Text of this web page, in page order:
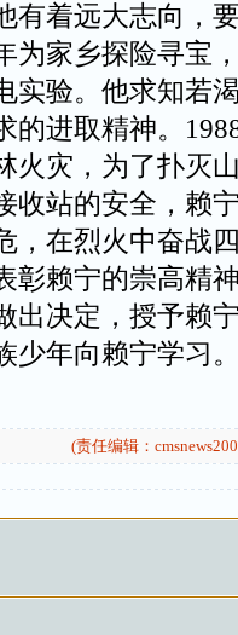
有着远大志向，
为家乡探险寻宝
实验。他求知若
的进取精神。
火灾，为了扑灭
收站的安全，赖
，在烈火中奋战
彰赖宁的崇高精
出决定，授予赖
少年向赖宁学习
(责任编辑：